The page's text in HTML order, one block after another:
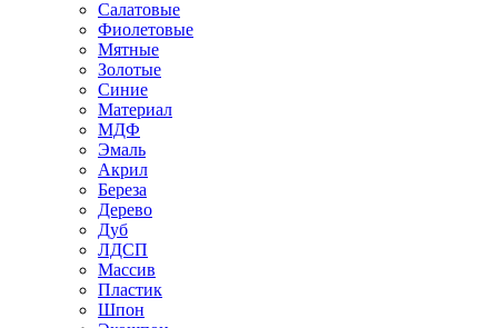
Салатовые
Фиолетовые
Мятные
Золотые
Синие
Материал
МДФ
Эмаль
Акрил
Береза
Дерево
Дуб
ЛДСП
Массив
Пластик
Шпон